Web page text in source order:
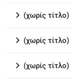
(χωρίς τίτλο)
(χωρίς τίτλο)
(χωρίς τίτλο)